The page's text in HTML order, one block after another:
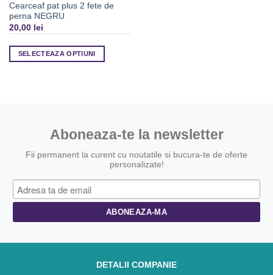
Cearceaf pat plus 2 fete de
perna NEGRU
20,00 lei
SELECTEAZA OPTIUNI
Aboneaza-te la newsletter
Fii permanent la curent cu noutatile si bucura-te de oferte
personalizate!
DETALII COMPANIE